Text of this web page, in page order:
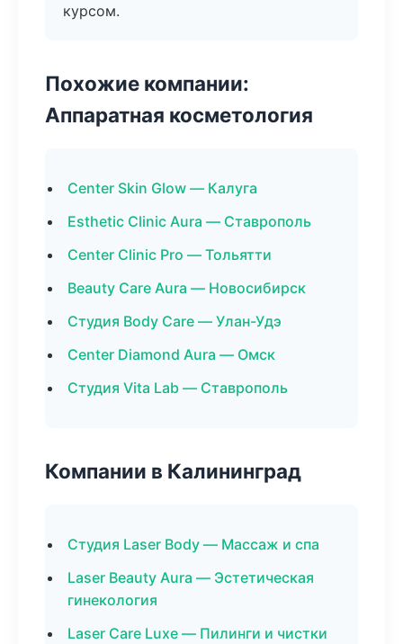
курсом.
Похожие компании:
Аппаратная косметология
Center Skin Glow — Калуга
Esthetic Clinic Aura — Ставрополь
Center Clinic Pro — Тольятти
Beauty Care Aura — Новосибирск
Студия Body Care — Улан-Удэ
Center Diamond Aura — Омск
Студия Vita Lab — Ставрополь
Компании в Калининград
Студия Laser Body — Массаж и спа
Laser Beauty Aura — Эстетическая
гинекология
Laser Care Luxe — Пилинги и чистки